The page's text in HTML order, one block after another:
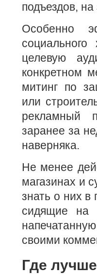
подъездов,
Особенно
целевую
конкретном
митинг по
или
рекламный
заранее за
наверняка.
Не менее
магазинах и
знать о них в
сидящие на
своими
Где